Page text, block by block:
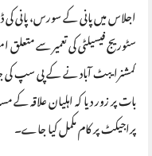
اجلاس میں پانی کے سورس، پانی کی
سٹوریج فیسیلٹی کی تعمیر سے
کمشنرایبٹ آباد نے کے پی سپ کی
بات پر زور دیا کہ اہلیان علاقہ
پراجیکٹ پر کام مکمل کیا جاے۔